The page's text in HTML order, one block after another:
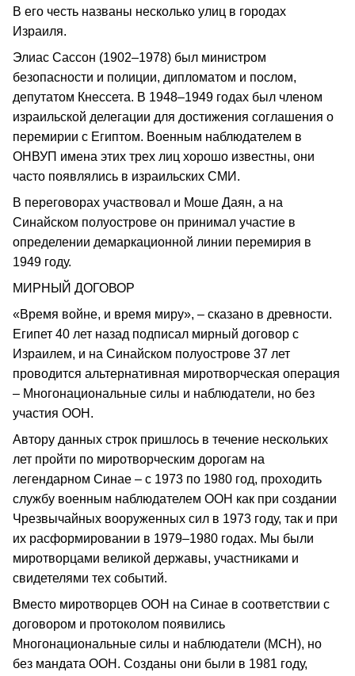
В его честь названы несколько улиц в городах
Израиля.
Элиас Сассон (1902–1978) был министром
безопасности и полиции, дипломатом и послом,
депутатом Кнессета. В 1948–1949 годах был членом
израильской делегации для достижения соглашения о
перемирии с Египтом. Военным наблюдателем в
ОНВУП имена этих трех лиц хорошо известны, они
часто появлялись в израильских СМИ.
В переговорах участвовал и Моше Даян, а на
Синайском полуострове он принимал участие в
определении демаркационной линии перемирия в
1949 году.
МИРНЫЙ ДОГОВОР
«Время войне, и время миру», – сказано в древности.
Египет 40 лет назад подписал мирный договор с
Израилем, и на Синайском полуострове 37 лет
проводится альтернативная миротворческая операция
– Многонациональные силы и наблюдатели, но без
участия ООН.
Автору данных строк пришлось в течение нескольких
лет пройти по миротворческим дорогам на
легендарном Синае – с 1973 по 1980 год, проходить
службу военным наблюдателем ООН как при создании
Чрезвычайных вооруженных сил в 1973 году, так и при
их расформировании в 1979–1980 годах. Мы были
миротворцами великой державы, участниками и
свидетелями тех событий.
Вместо миротворцев ООН на Синае в соответствии с
договором и протоколом появились
Многонациональные силы и наблюдатели (МСН), но
без мандата ООН. Созданы они были в 1981 году,